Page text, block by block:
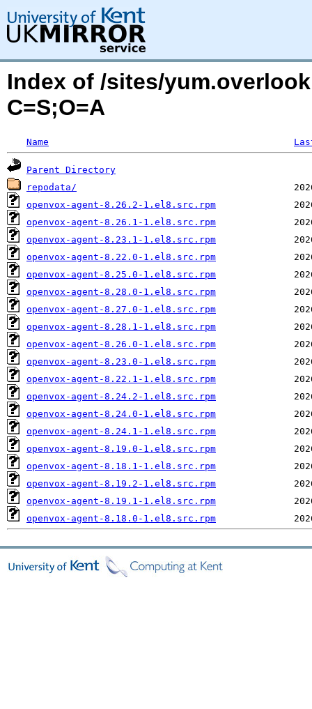
Index of /sites/
C=S;O=A
Name
Parent Directory
repodata/
openvox-agent-8.26.2-1.el8.src.rpm
openvox-agent-8.26.1-1.el8.src.rpm
openvox-agent-8.23.1-1.el8.src.rpm
openvox-agent-8.22.0-1.el8.src.rpm
openvox-agent-8.25.0-1.el8.src.rpm
openvox-agent-8.28.0-1.el8.src.rpm
openvox-agent-8.27.0-1.el8.src.rpm
openvox-agent-8.28.1-1.el8.src.rpm
openvox-agent-8.26.0-1.el8.src.rpm
openvox-agent-8.23.0-1.el8.src.rpm
openvox-agent-8.22.1-1.el8.src.rpm
openvox-agent-8.24.2-1.el8.src.rpm
openvox-agent-8.24.0-1.el8.src.rpm
openvox-agent-8.24.1-1.el8.src.rpm
openvox-agent-8.19.0-1.el8.src.rpm
openvox-agent-8.18.1-1.el8.src.rpm
openvox-agent-8.19.2-1.el8.src.rpm
openvox-agent-8.19.1-1.el8.src.rpm
openvox-agent-8.18.0-1.el8.src.rpm